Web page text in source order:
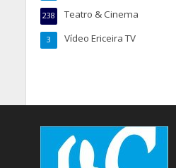
Teatro & Cinema
238
Vídeo Ericeira TV
3